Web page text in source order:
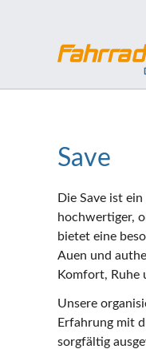
Save
Die Save ist
hochwertiger,
bietet eine
Auen und
Komfort, Ruhe
Unsere
Erfahrung mit
sorgfältig